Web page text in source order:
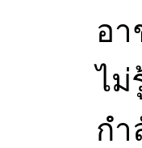
อา
ไม่
กำ